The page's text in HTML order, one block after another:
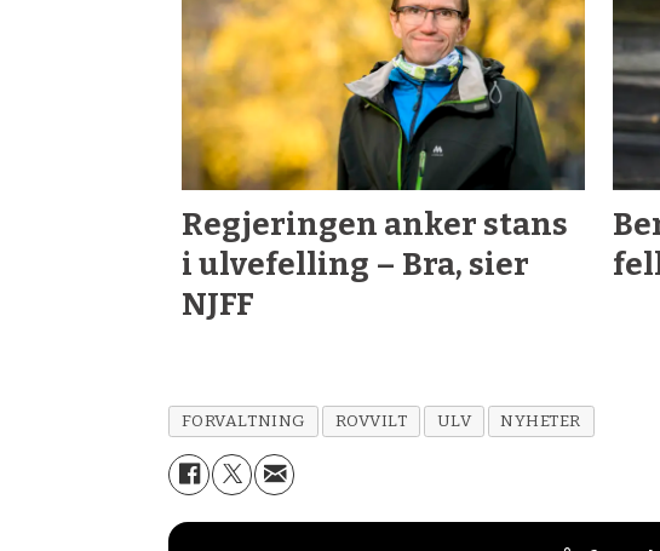
Regjeringen anker stans
i ulvefelling – Bra, sier
NJFF
FORVALTNING ROVVILT ULV NYHETER